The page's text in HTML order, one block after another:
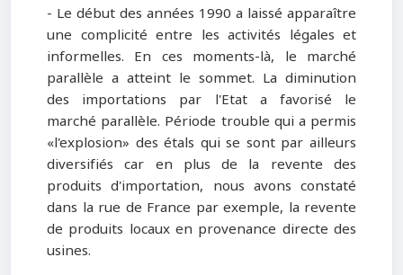
- Le début des années 1990 a laissé apparaître
une complicité entre les activités légales et
informelles. En ces moments-là, le marché
parallèle a atteint le sommet. La diminution
des importations par l'Etat a favorisé le
marché parallèle. Période trouble qui a permis
«l'explosion» des étals qui se sont par ailleurs
diversifiés car en plus de la revente des
produits d'importation, nous avons constaté
dans la rue de France par exemple, la revente
de produits locaux en provenance directe des
usines.